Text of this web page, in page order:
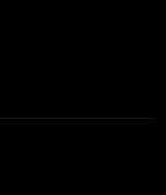
কর্মীরা যোগ